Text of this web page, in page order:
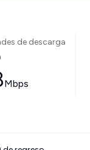
de descarga
Mbps